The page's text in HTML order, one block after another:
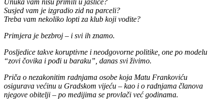
Susjed vam je izgradio zid na parceli?
Treba vam nekoliko lopti za klub koji vodite?
Primjera je bezbroj – i svi ih znamo.
Posljedice takve koruptivne i neodgovorne politike, one po modelu
“zovi čovika i pođi u baraku”, danas svi živimo.
Priča o nezakonitim radnjama osobe koja Matu Frankoviću
osigurava većinu u Gradskom vijeću – kao i o radnjama članova
njegove obitelji – po medijima se provlači već godinama.